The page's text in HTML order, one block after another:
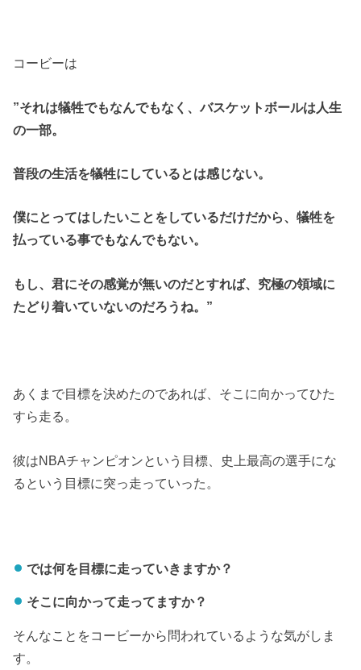
コービーは
”それは犠牲でもなんでもなく、バスケットボールは人生
の一部。
普段の生活を犠牲にしているとは感じない。
僕にとってはしたいことをしているだけだから、犠牲を
払っている事でもなんでもない。
もし、君にその感覚が無いのだとすれば、究極の領域に
たどり着いていないのだろうね。”
あくまで目標を決めたのであれば、そこに向かってひた
すら走る。
彼はNBAチャンピオンという目標、史上最高の選手にな
るという目標に突っ走っていった。
では何を目標に走っていきますか？
そこに向かって走ってますか？
そんなことをコービーから問われているような気がしま
す。